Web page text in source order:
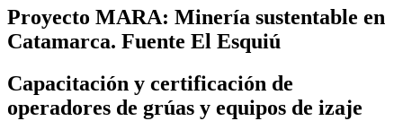
Proyecto MARA: Minería sustentable en
Catamarca. Fuente El Esquiú
Capacitación y certificación de
operadores de grúas y equipos de izaje